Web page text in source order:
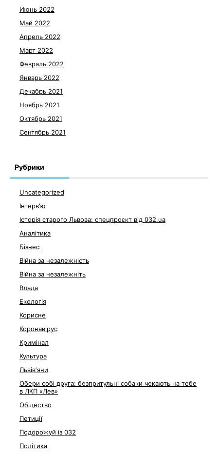
Июнь 2022
Май 2022
Апрель 2022
Март 2022
Февраль 2022
Январь 2022
Декабрь 2021
Ноябрь 2021
Октябрь 2021
Сентябрь 2021
Рубрики
Uncategorized
Інтерв'ю
Історія старого Львова: спецпроєкт від 032.ua
Аналітика
Бізнес
Війна за незалежність
Війна за незалежніть
Влада
Екологія
Корисне
Коронавірус
Кримінал
Культура
Львівʼяни
Обери собі друга: безпритульні собаки чекають на тебе
в ЛКП «Лев»
Общество
Петиції
Подорожуй із 032
Політика